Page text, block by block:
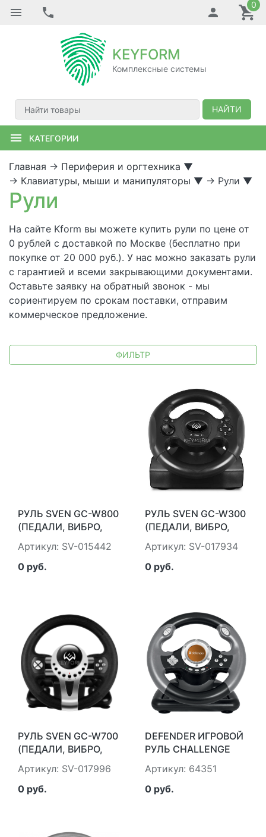
0
KEYFORM
Комплексные системы
НАЙТИ
КАТЕГОРИИ
Главная → Периферия и оргтехника ▼
→ Клавиатуры, мыши и манипуляторы ▼ → Рули ▼
Рули
На сайте Kform вы можете купить рули по цене от
0 рублей с доставкой по Москве (бесплатно при
покупке от 20 000 руб.). У нас можно заказать рули
с гарантией и всеми закрывающими документами.
Оставьте заявку на обратный звонок - мы
сориентируем по срокам поставки, отправим
коммерческое предложение.
ФИЛЬТР
РУЛЬ SVEN GC-W800
(ПЕДАЛИ, ВИБРО,
СКОБА, D-PAD, 12 КЛ,
PC/PS3/PS4/XBOXONE/XINPUT)
SVEN SV-015442
Артикул: SV-015442
0 руб.
РУЛЬ SVEN GC-W300
(ПЕДАЛИ, ВИБРО,
ЛЕПЕСТКИ, D-PAD,
10 КЛ, РЕЗИН.
ВСТАВКИ, PC, ЦИФР.
Артикул: SV-017934
0 руб.
РУЛЬ SVEN GC-W700
(ПЕДАЛИ, ВИБРО,
СКОБА, ЛЕПЕСТКИ,
АКПП, D-PAD, 12 КЛ,
РЕЗИН. ВСТАВКИ,
Артикул: SV-017996
0 руб.
DEFENDER ИГРОВОЙ
РУЛЬ CHALLENGE
MINI LE USB, МИНИ,
10 КНОПОК
DEFENDER
Артикул: 64351
0 руб.